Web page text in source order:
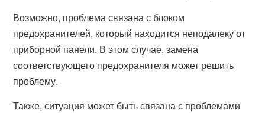
Возможно, проблема связана с блоком
предохранителей, который находится неподалеку от
приборной панели. В этом случае, замена
соответствующего предохранителя может решить
проблему.
Также, ситуация может быть связана с проблемами